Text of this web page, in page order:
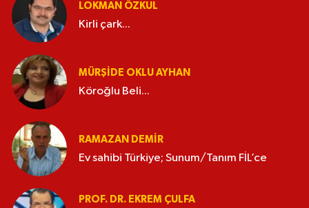
LOKMAN ÖZKUL
Kirli çark...
MÜRŞIDE OKLU AYHAN
Köroğlu Beli...
RAMAZAN DEMİR
Ev sahibi Türkiye; Sunum/Tanım FİL’ce
PROF. DR. EKREM ÇULFA